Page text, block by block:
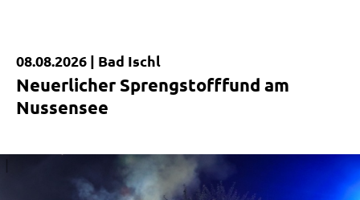
Kurzmeldung
08.08.2026 | Bad Ischl
Neuerlicher Sprengstofffund am
Nussensee